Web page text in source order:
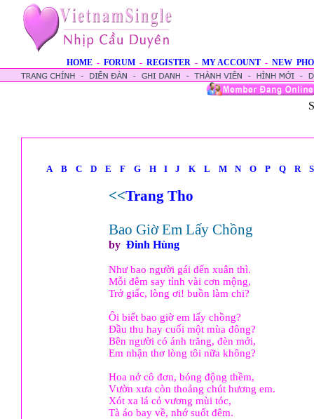
HOME - FORUM - REGISTER - MY ACCOUNT - NEW
A B C D E F G H I J K L M N O P Q R S
<<Trang Tho
Bao Giờ Em Lấy Chồng
by Ðinh Hùng
Như bao người gái đến xuân thì.
Mỗi đêm say tỉnh vài cơn mộng,
Trở giấc, lòng ơi! buồn làm chi?
Ôi biết bao giờ em lấy chồng?
Đầu thu hay cuối một mùa đông?
Bên người có ánh trăng, đèn mới,
Em nhận thơ lòng tôi nữa không?
Hoa nở cô đơn, bóng động thềm,
Vườn xưa còn thoảng chút hương em.
Xót xa lá cỏ vương mùi tóc,
Tà áo bay về, nhớ suốt đêm.